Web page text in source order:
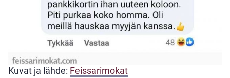
Kuvat ja lähde: Feissarimokat